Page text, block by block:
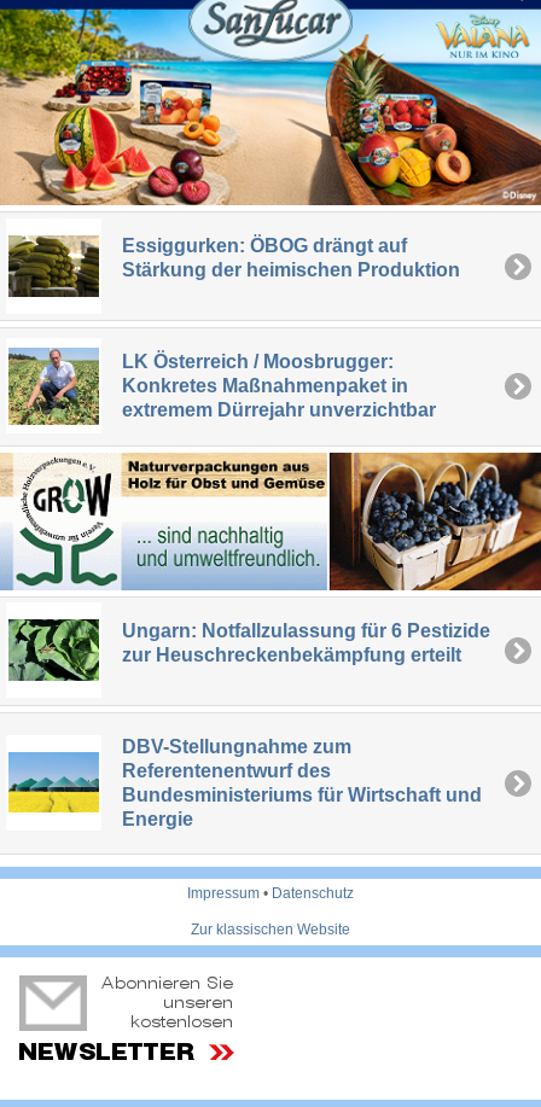
Essiggurken: ÖBOG drängt auf
Stärkung der heimischen Produktion
LK Österreich / Moosbrugger:
Konkretes Maßnahmenpaket in
extremem Dürrejahr unverzichtbar
Ungarn: Notfallzulassung für 6 Pestizide
zur Heuschreckenbekämpfung erteilt
DBV-Stellungnahme zum
Referentenentwurf des
Bundesministeriums für Wirtschaft und
Energie
Impressum • Datenschutz
Zur klassischen Website